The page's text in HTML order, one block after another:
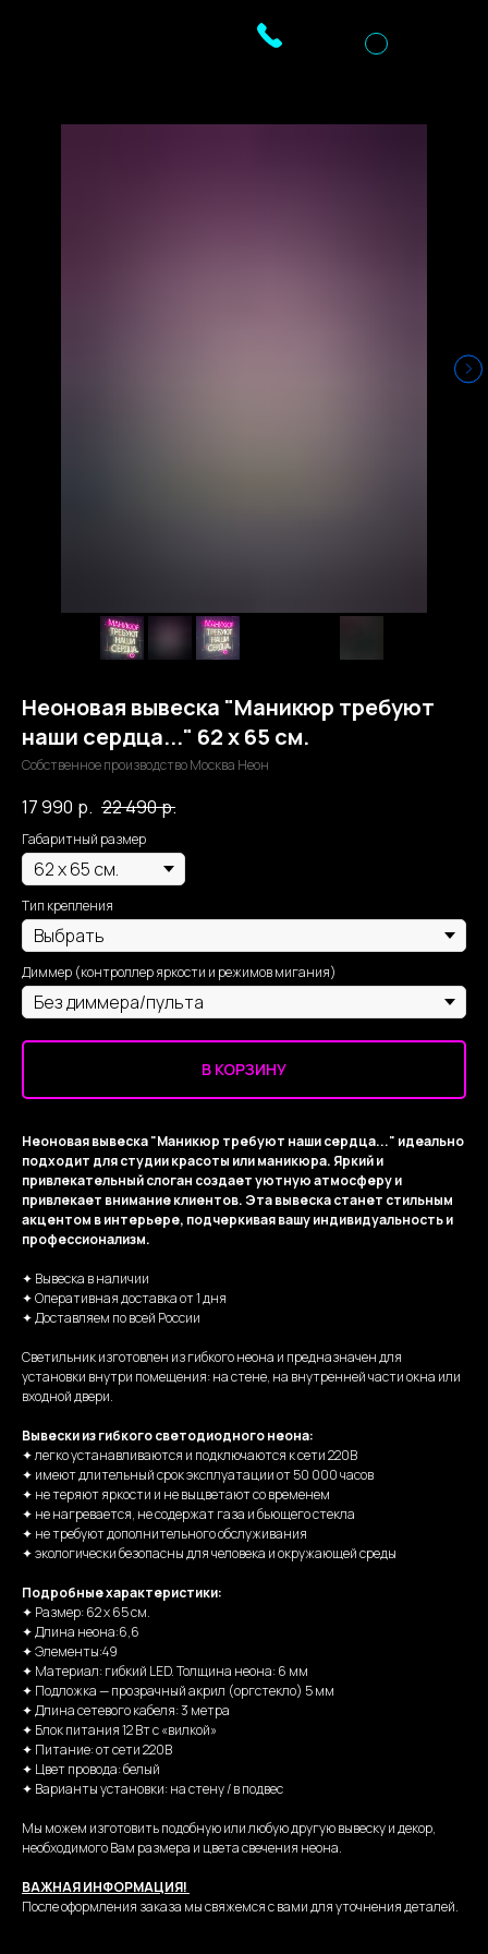
Неоновая вывеска "Маникюр требуют
наши сердца..." 62 х 65 см.
Собственное производство Москва Неон
17 990 р. 22 490р.
Габаритный размер
Тип крепления
Диммер (контроллер яркости и режимов мигания)
В КОРЗИНУ
Неоновая вывеска "Маникюр требуют наши сердца..." идеально
подходит для студии красоты или маникюра. Яркий и
привлекательный слоган создает уютную атмосферу и
привлекает внимание клиентов. Эта вывеска станет стильным
акцентом в интерьере, подчеркивая вашу индивидуальность и
профессионализм.
✦ Вывеска в наличии
✦ Оперативная доставка от 1 дня
✦ Доставляем по всей России
Светильник изготовлен из гибкого неона и предназначен для
установки внутри помещения: на стене, на внутренней части окна или
входной двери.
Вывески из гибкого светодиодного неона:
✦ легко устанавливаются и подключаются к сети 220В
✦ имеют длительный срок эксплуатации от 50 000 часов
✦ не теряют яркости и не выцветают со временем
✦ не нагревается, не содержат газа и бьющего стекла
✦ не требуют дополнительного обслуживания
✦ экологически безопасны для человека и окружающей среды
Подробные характеристики:
✦ Размер: 62 х 65 см.
✦ Длина неона:6,6
✦ Элементы:49
✦ Материал: гибкий LED. Толщина неона: 6 мм
✦ Подложка — прозрачный акрил (оргстекло) 5 мм
✦ Длина сетевого кабеля: 3 метра
✦ Блок питания 12 Вт с «вилкой»
✦ Питание: от сети 220В
✦ Цвет провода: белый
✦ Варианты установки: на стену / в подвес
Мы можем изготовить подобную или любую другую вывеску и декор,
необходимого Вам размера и цвета свечения неона.
ВАЖНАЯ ИНФОРМАЦИЯ!
После оформления заказа мы свяжемся с вами для уточнения деталей.